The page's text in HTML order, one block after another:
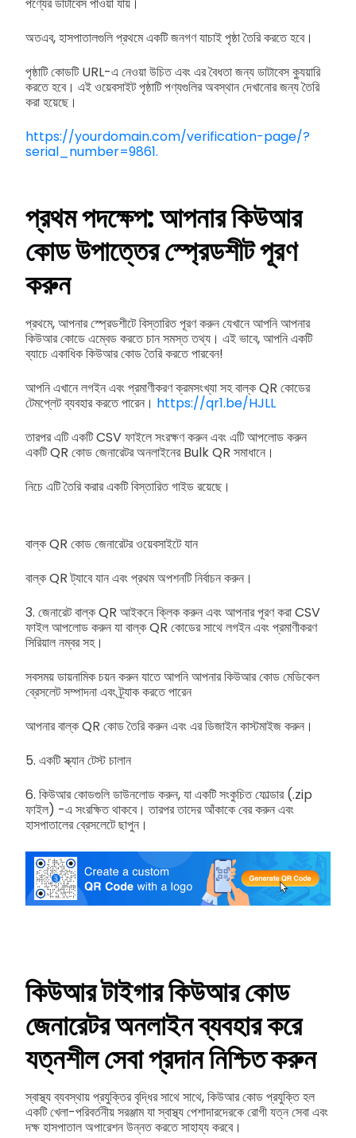
পণ্যের ডাটাবেস পাওয়া যায়।
অতএব, হাসপাতালগুলি প্রথমে একটি জনগণ যাচাই পৃষ্ঠা তৈরি করতে হবে।
পৃষ্ঠাটি কোডটি URL-এ নেওয়া উচিত এবং এর বৈধতা জন্য ডাটাবেস ক্যুয়ারি
করতে হবে। এই ওয়েবসাইট পৃষ্ঠাটি পণ্যগুলির অবস্থান দেখানোর জন্য তৈরি
করা হয়েছে।
https://yourdomain.com/verification-page/?
serial_number=9861.
প্রথম পদক্ষেপ: আপনার কিউআর
কোড উপাত্তের স্প্রেডশীট পূরণ
করুন
প্রথমে, আপনার স্প্রেডশীটে বিস্তারিত পূরণ করুন যেখানে আপনি আপনার
কিউআর কোডে এম্বেড করতে চান সমস্ত তথ্য। এই ভাবে, আপনি একটি
ব্যাচে একাধিক কিউআর কোড তৈরি করতে পারবেন!
আপনি এখানে লগইন এবং প্রমাণীকরণ ক্রমসংখ্যা সহ বাল্ক QR কোডের
টেমপ্লেট ব্যবহার করতে পারেন। https://qr1.be/HJLL
তারপর এটি একটি CSV ফাইলে সংরক্ষণ করুন এবং এটি আপলোড করুন
একটি QR কোড জেনারেটর অনলাইনের Bulk QR সমাধানে।
নিচে এটি তৈরি করার একটি বিস্তারিত গাইড রয়েছে।
বাল্ক QR কোড জেনারেটর ওয়েবসাইটে যান
বাল্ক QR ট্যাবে যান এবং প্রথম অপশনটি নির্বাচন করুন।
3. জেনারেট বাল্ক QR আইকনে ক্লিক করুন এবং আপনার পূরণ করা CSV
ফাইল আপলোড করুন যা বাল্ক QR কোডের সাথে লগইন এবং প্রমাণীকরণ
সিরিয়াল নম্বর সহ।
সবসময় ডায়নামিক চয়ন করুন যাতে আপনি আপনার কিউআর কোড মেডিকেল
ব্রেসলেট সম্পাদনা এবং ট্র্যাক করতে পারেন
আপনার বাল্ক QR কোড তৈরি করুন এবং এর ডিজাইন কাস্টমাইজ করুন।
5. একটি স্ক্যান টেস্ট চালান
6. কিউআর কোডগুলি ডাউনলোড করুন, যা একটি সংকুচিত ফোল্ডার (.zip
ফাইল) -এ সংরক্ষিত থাকবে। তারপর তাদের আঁকাকে বের করুন এবং
হাসপাতালের ব্রেসলেটে ছাপুন।
কিউআর টাইগার কিউআর কোড
জেনারেটর অনলাইন ব্যবহার করে
যত্নশীল সেবা প্রদান নিশ্চিত করুন
স্বাস্থ্য ব্যবস্থায় প্রযুক্তির বৃদ্ধির সাথে সাথে, কিউআর কোড প্রযুক্তি হল
একটি খেলা-পরিবর্তনীয় সরঞ্জাম যা স্বাস্থ্য পেশাদারদেরকে রোগী যত্ন সেবা এবং
দক্ষ হাসপাতাল অপারেশন উন্নত করতে সাহায্য করবে।